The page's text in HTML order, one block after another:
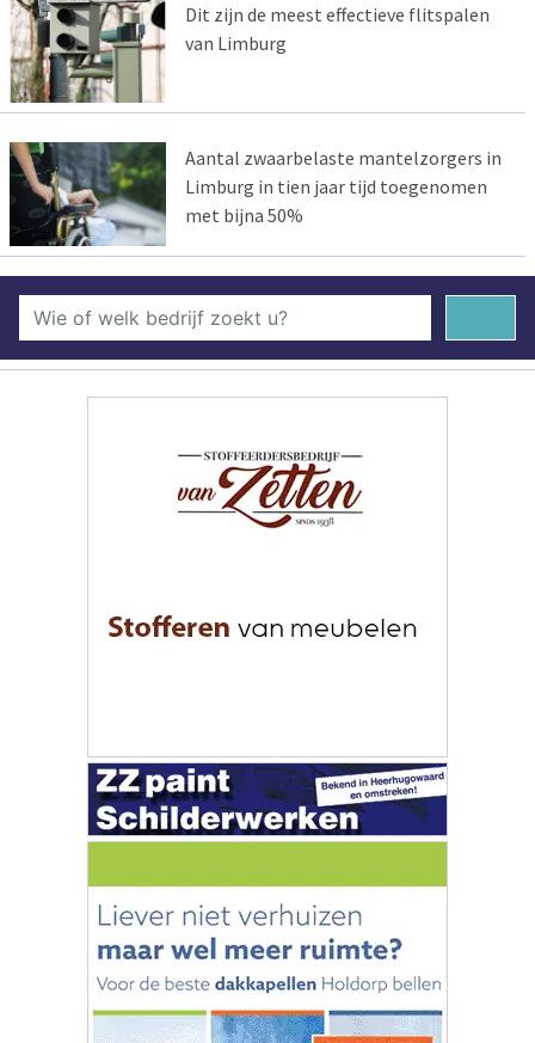
Dit zijn de meest effectieve flitspalen
van Limburg
Aantal zwaarbelaste mantelzorgers in
Limburg in tien jaar tijd toegenomen
met bijna 50%